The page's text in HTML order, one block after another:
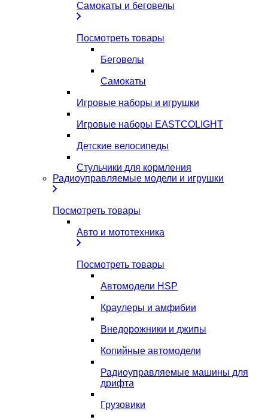
Самокаты и беговелы
Посмотреть товары
Беговелы
Самокаты
Игровые наборы и игрушки
Игровые наборы EASTCOLIGHT
Детские велосипеды
Стульчики для кормления
Радиоуправляемые модели и игрушки
Посмотреть товары
Авто и мототехника
Посмотреть товары
Автомодели HSP
Краулеры и амфибии
Внедорожники и джипы
Копийные автомодели
Радиоуправляемые машины для
дрифта
Грузовики